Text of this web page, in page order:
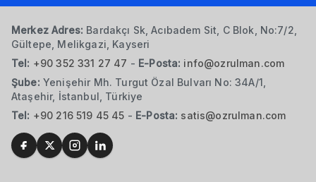
Merkez Adres: Bardakçı Sk, Acıbadem Sit, C Blok, No:7/2,
Gültepe, Melikgazi, Kayseri
Tel: +90 352 331 27 47 - E-Posta: info@ozrulman.com
Şube: Yenişehir Mh. Turgut Özal Bulvarı No: 34A/1,
Ataşehir, İstanbul, Türkiye
Tel: +90 216 519 45 45 - E-Posta: satis@ozrulman.com